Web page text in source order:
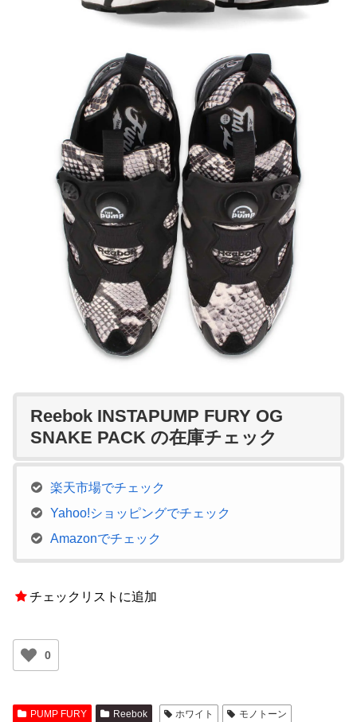
Reebok INSTAPUMP FURY OG
SNAKE PACK の在庫チェック
楽天市場でチェック
Yahoo!ショッピングでチェック
Amazonでチェック
チェックリストに追加
0
PUMP FURY Reebok ホワイト モノトーン